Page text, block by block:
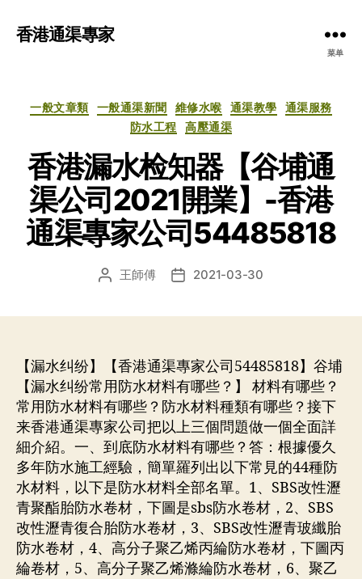
香港通渠專家
菜单
分
类
一般文章類 一般通渠新聞 維修水喉 通渠教學
通渠服務
防水工程
高壓通渠
香港漏水检知器【谷埔通
渠公司2021開業】-香港
通渠專家公司54485818
文 王師傅
发 2021-03-30
【漏水纠纷】【香港通渠專家公司54485818】谷埔
【漏水纠纷常用防水材料有哪些？】 材料有哪些？
常用防水材料有哪些？防水材料種類有哪些？接下
来香港通渠專家公司把以上三個問題做一個全面詳
細介紹。一、到底防水材料有哪些？答：根據優久
多年防水施工經驗，簡單羅列出以下常見的44種防
水材料，以下是防水材料全部名單。1、SBS改性瀝
青聚酯胎防水卷材，下圖是sbs防水卷材，2、SBS
改性瀝青復合胎防水卷材，3、SBS改性瀝青玻纖胎
防水卷材，4、高分子聚乙烯丙綸防水卷材，下圖丙
綸卷材，5、高分子聚乙烯滌綸防水卷材，6、聚乙